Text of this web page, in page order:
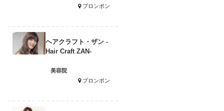
プロンポン
ヘアクラフト・ザン -
Hair Craft ZAN-
美容院
プロンポン